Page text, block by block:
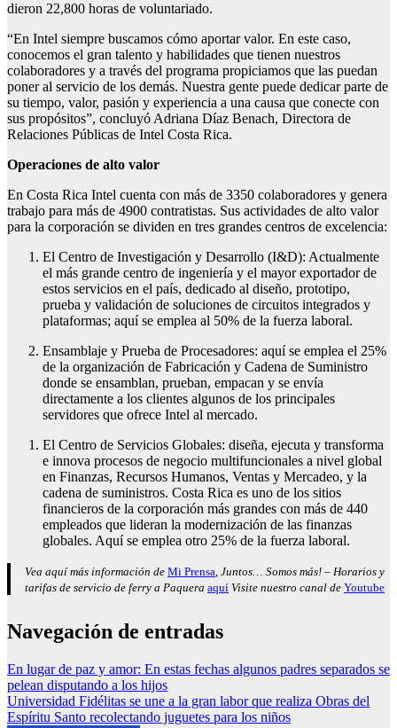
dieron 22,800 horas de voluntariado.
“En Intel siempre buscamos cómo aportar valor. En este caso,
conocemos el gran talento y habilidades que tienen nuestros
colaboradores y a través del programa propiciamos que las puedan
poner al servicio de los demás. Nuestra gente puede dedicar parte de
su tiempo, valor, pasión y experiencia a una causa que conecte con
sus propósitos”, concluyó Adriana Díaz Benach, Directora de
Relaciones Públicas de Intel Costa Rica.
Operaciones de alto valor
En Costa Rica Intel cuenta con más de 3350 colaboradores y genera
trabajo para más de 4900 contratistas. Sus actividades de alto valor
para la corporación se dividen en tres grandes centros de excelencia:
El Centro de Investigación y Desarrollo (I&D): Actualmente
el más grande centro de ingeniería y el mayor exportador de
estos servicios en el país, dedicado al diseño, prototipo,
prueba y validación de soluciones de circuitos integrados y
plataformas; aquí se emplea al 50% de la fuerza laboral.
Ensamblaje y Prueba de Procesadores: aquí se emplea el 25%
de la organización de Fabricación y Cadena de Suministro
donde se ensamblan, prueban, empacan y se envía
directamente a los clientes algunos de los principales
servidores que ofrece Intel al mercado.​
El Centro de Servicios Globales: diseña, ejecuta y transforma
e innova procesos de negocio multifuncionales a nivel global
en Finanzas, Recursos Humanos, Ventas y Mercadeo, y la
cadena de suministros. Costa Rica es uno de los sitios
financieros de la corporación más grandes con más de 440
empleados que lideran la modernización de las finanzas
globales. Aquí se emplea otro 25% de la fuerza laboral.
Vea aquí más información de Mi Prensa, Juntos… Somos más! – Horarios y
tarifas de servicio de ferry a Paquera aquí Visite nuestro canal de Youtube
Navegación de entradas
En lugar de paz y amor: En estas fechas algunos padres separados se
pelean disputando a los hijos
Universidad Fidélitas se une a la gran labor que realiza Obras del
Espíritu Santo recolectando juguetes para los niños